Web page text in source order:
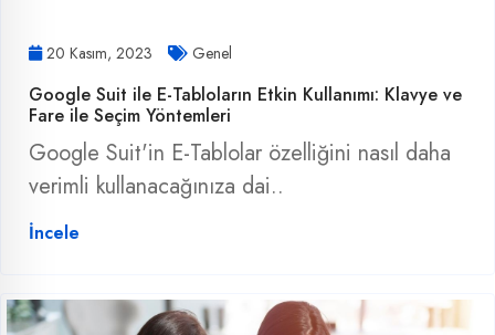
20 Kasım, 2023 Genel
Google Suit ile E-Tabloların Etkin Kullanımı: Klavye ve
Fare ile Seçim Yöntemleri
Google Suit'in E-Tablolar özelliğini nasıl daha
verimli kullanacağınıza dai..
İncele